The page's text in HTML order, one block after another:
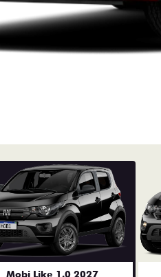
Mobi Like 1.0 2027